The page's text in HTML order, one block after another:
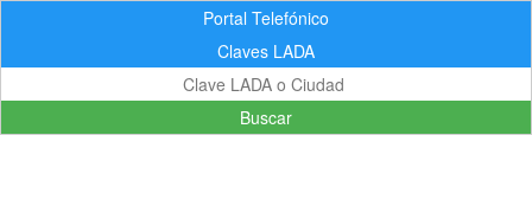
Portal Telefónico
Claves LADA
Buscar